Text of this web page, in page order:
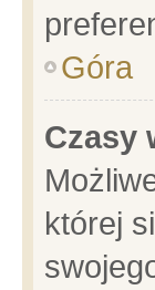
Góra
Czasy
której